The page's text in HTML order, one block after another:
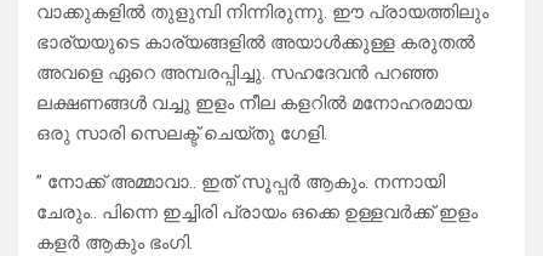
വാക്കുകളിൽ തുളുമ്പി നിന്നിരുന്നു. ഈ പ്രായത്തിലും
ഭാര്യയുടെ കാര്യങ്ങളിൽ അയാൾക്കുള്ള കരുതൽ
അവളെ ഏറെ അമ്പരപ്പിച്ചു. സഹദേവൻ പറഞ്ഞ
ലക്ഷണങ്ങൾ വച്ചു ഇളം നീല കളറിൽ മനോഹരമായ
ഒരു സാരി സെലക്ട്‌ ചെയ്തു ഗേളി.
” നോക്ക് അമ്മാവാ.. ഇത് സൂപ്പർ ആകും. നന്നായി
ചേരും.. പിന്നെ ഇച്ചിരി പ്രായം ഒക്കെ ഉള്ളവർക്ക് ഇളം
കളർ ആകും ഭംഗി.